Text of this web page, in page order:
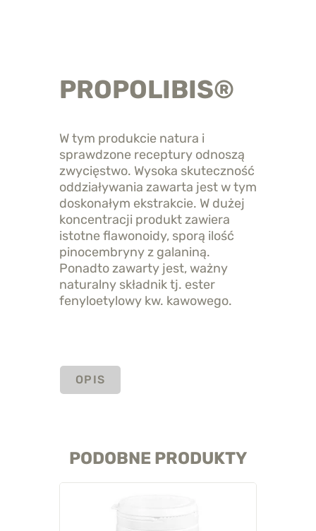
PROPOLIBIS®
W tym produkcie natura i
sprawdzone receptury odnoszą
zwycięstwo. Wysoka skuteczność
oddziaływania zawarta jest w tym
doskonałym ekstrakcie. W dużej
koncentracji produkt zawiera
istotne flawonoidy, sporą ilość
pinocembryny z galaniną.
Ponadto zawarty jest, ważny
naturalny składnik tj. ester
fenyloetylowy kw. kawowego.
OPIS
PODOBNE PRODUKTY